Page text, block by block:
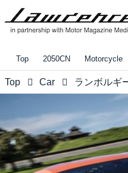
Top 2050CN Motorcycle
Top Car